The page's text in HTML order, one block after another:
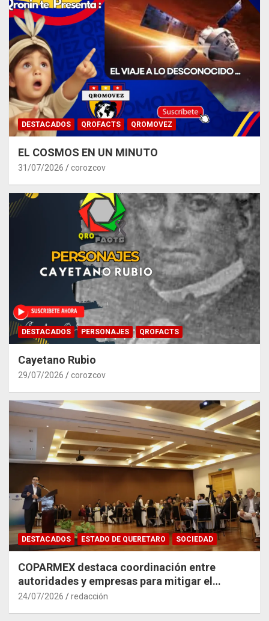
DESTACADOS QROFACTS QROMOVEZ
EL COSMOS EN UN MINUTO
31/07/2026 corozcov
DESTACADOS PERSONAJES QROFACTS
Cayetano Rubio
29/07/2026 corozcov
DESTACADOS ESTADO DE QUERETARO SOCIEDAD
COPARMEX destaca coordinación entre
autoridades y empresas para mitigar el
impacto del Tren México–Querétaro
24/07/2026 redacción